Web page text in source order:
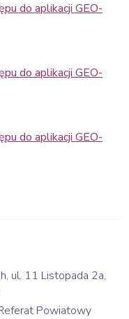
do aplikacji GEO-
do aplikacji GEO-
do aplikacji GEO-
ul. 11 Listopada 2a,
Powiatowy